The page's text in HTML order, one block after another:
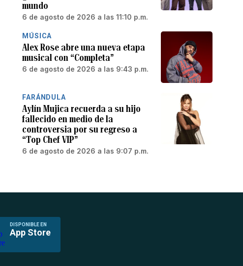
mundo
6 de agosto de 2026 a las 11:10 p.m.
MÚSICA
Alex Rose abre una nueva etapa
musical con “Completa”
6 de agosto de 2026 a las 9:43 p.m.
FARÁNDULA
Aylín Mujica recuerda a su hijo
fallecido en medio de la
controversia por su regreso a
“Top Chef VIP”
6 de agosto de 2026 a las 9:07 p.m.
DISPONIBLE EN
App Store